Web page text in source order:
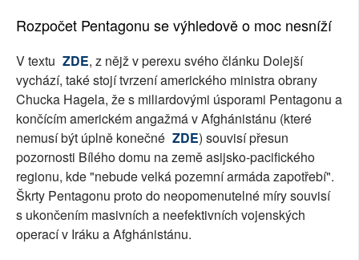
Rozpočet Pentagonu se výhledově o moc nesníží
V textu ZDE, z nějž v perexu svého článku Dolejší
vychází, také stojí tvrzení amerického ministra obrany
Chucka Hagela, že s miliardovými úsporami Pentagonu a
končícím americkém angažmá v Afghánistánu (které
nemusí být úplně konečné ZDE) souvisí přesun
pozornosti Bílého domu na země asijsko-pacifického
regionu, kde "nebude velká pozemní armáda zapotřebí".
Škrty Pentagonu proto do neopomenutelné míry souvisí
s ukončením masivních a neefektivních vojenských
operací v Iráku a Afghánistánu.